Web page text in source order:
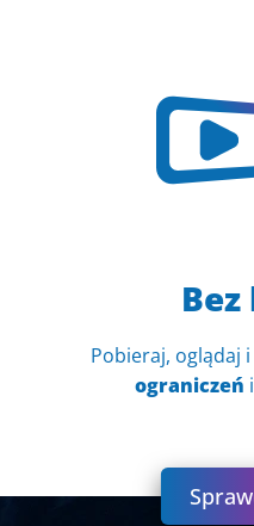
Pobieraj, oglądaj i
ograniczeń